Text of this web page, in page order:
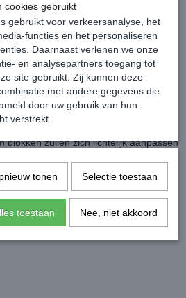
is een comfortabel veiligheidsvest
foam blokjes in het vest zorgen voor
vorming om het lichaam.
en gecertificeerd volgens de
door de firma Critt Sport te
is een van de testinstituten (notified
de Europese Unie om producten te
veiligheidsnormen.
blokken zullen zich lichtelijk aanpassen
de hand
nylon Binnenzijde: 60% nylon, 20%
foam
cookies gebruikt
gebruikt voor verkeersanalyse, het
functies en het personaliseren
Daarnaast verlenen we onze
en analysepartners toegang tot
site gebruikt. Zij kunnen deze
met andere gegevens die
door uw gebruik van hun
verstrekt.
tonen Selectie toestaan
toestaan Nee, niet akkoord